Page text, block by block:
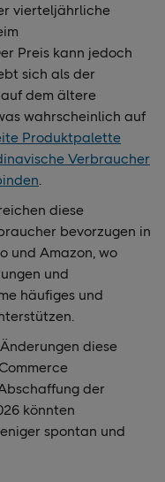
vierteljährliche
Preis kann jedoch
sich als der
dem ältere
wahrscheinlich auf
Produktpalette
Verbraucher
diese
bevorzugen in
und Amazon, wo
und
häufiges und
diese
der
könnten
spontan und